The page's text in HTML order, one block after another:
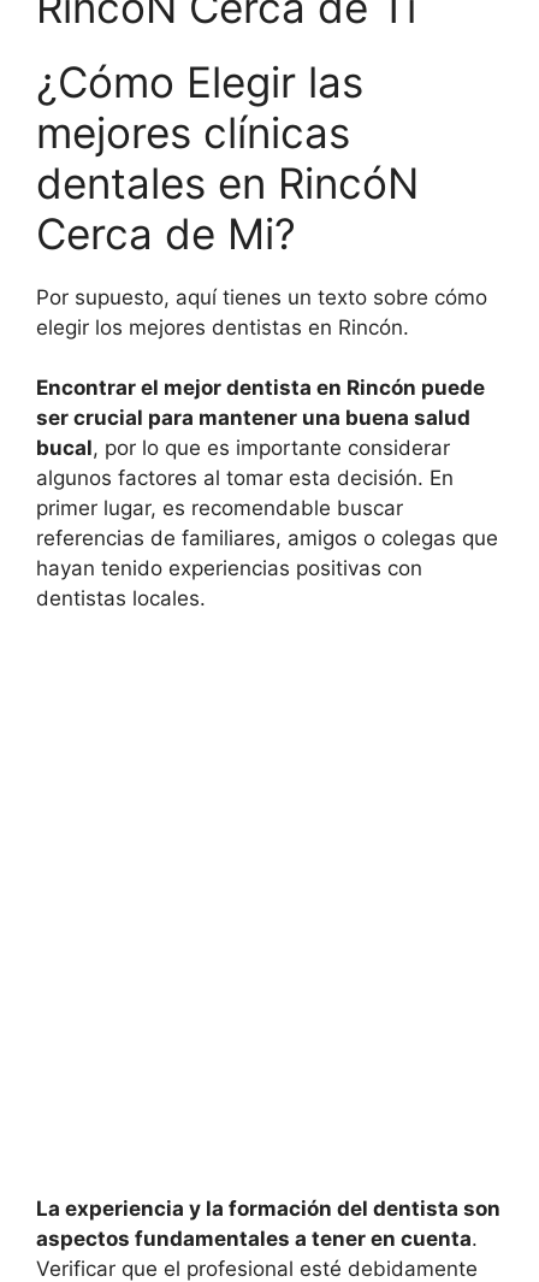
¿Cómo Elegir las
mejores clínicas
dentales en RincóN
Cerca de Mi?
Por supuesto, aquí tienes un texto sobre cómo
elegir los mejores dentistas en Rincón.
Encontrar el mejor dentista en Rincón puede
ser crucial para mantener una buena salud
bucal, por lo que es importante considerar
algunos factores al tomar esta decisión. En
primer lugar, es recomendable buscar
referencias de familiares, amigos o colegas que
hayan tenido experiencias positivas con
dentistas locales.
La experiencia y la formación del dentista son
aspectos fundamentales a tener en cuenta.
Verificar que el profesional esté debidamente